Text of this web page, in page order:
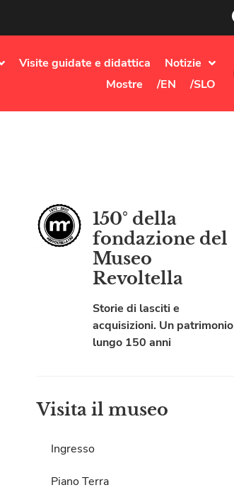
Visite guidate e didattica
Notizie
Mostre
/EN /SLO
150° della
fondazione del
Museo
Revoltella
Storie di lasciti e
acquisizioni. Un patrimonio
lungo 150 anni
Visita il museo
Ingresso
Piano Terra